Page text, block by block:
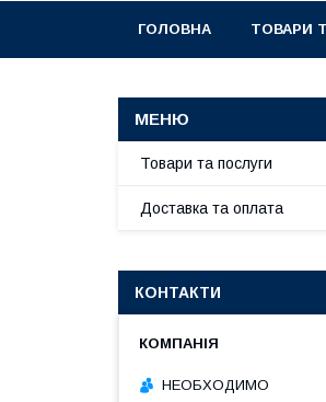
ГОЛОВНА ТОВАРИ
Товари та послуги
Доставка та оплата
КОНТАКТИ
НЕОБХОДИМО